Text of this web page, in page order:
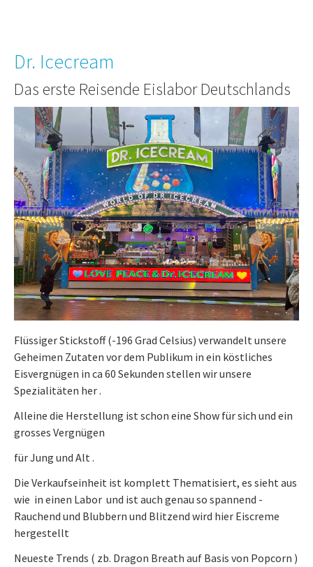
Dr. Icecream
Das erste Reisende Eislabor Deutschlands
Flüssiger Stickstoff (-196 Grad Celsius) verwandelt unsere
Geheimen Zutaten vor dem Publikum in ein köstliches
Eisvergnügen in ca 60 Sekunden stellen wir unsere
Spezialitäten her .
Alleine die Herstellung ist schon eine Show für sich und ein
grosses Vergnügen
für Jung und Alt .
Die Verkaufseinheit ist komplett Thematisiert, es sieht aus
wie in einen Labor und ist auch genau so spannend -
Rauchend und Blubbern und Blitzend wird hier Eiscreme
hergestellt
Neueste Trends ( zb. Dragon Breath auf Basis von Popcorn )